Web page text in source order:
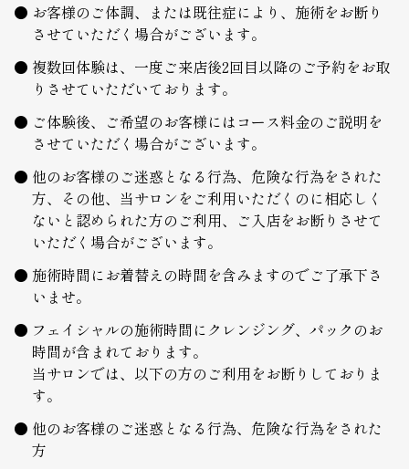
お客様のご体調、または既往症により、施術をお断り
させていただく場合がございます。
複数回体験は、一度ご来店後2回目以降のご予約をお取
りさせていただいております。
ご体験後、ご希望のお客様にはコース料金のご説明を
させていただく場合がございます。
他のお客様のご迷惑となる行為、危険な行為をされた
方、その他、当サロンをご利用いただくのに相応しく
ないと認められた方のご利用、ご入店をお断りさせて
いただく場合がございます。
施術時間にお着替えの時間を含みますのでご了承下さ
いませ。
フェイシャルの施術時間にクレンジング、パックのお
時間が含まれております。
当サロンでは、以下の方のご利用をお断りしておりま
す。
他のお客様のご迷惑となる行為、危険な行為をされた
方